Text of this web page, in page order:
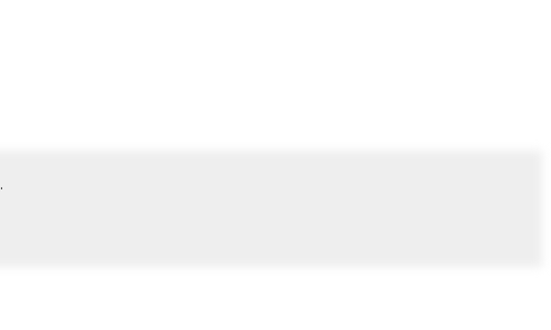
.